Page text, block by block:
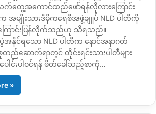
တွေ့အကောင်ထည်ဖော်ရန်လိုလားကြောင်း
က အမျိုးသားဒီမိုကရေစီအဖွဲ့ချူပ် NLD ပါတီကို
ြောင်းပြန်လိုက်သည်ဟု သိရသည်။
အနိုင်ရသော NLD ပါတီက နောင်အနာဂတ်
တည်ဆောက်ရာတွင် တိုင်းရင်းသားပါတီများ
ပေါင်းပါဝင်ရန် ဖိတ်ခေါ်သည့်စာကို…
»